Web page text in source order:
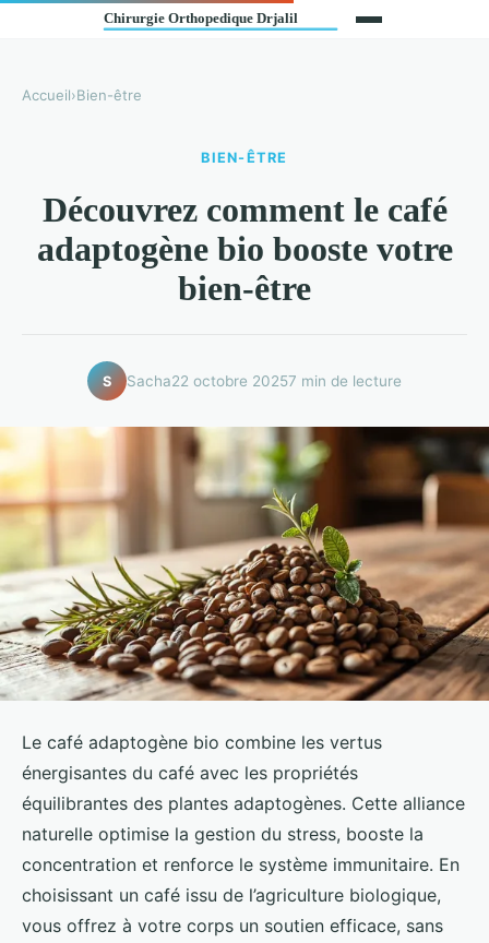
Accueil›Bien-être
BIEN-ÊTRE
Découvrez comment le café
adaptogène bio booste votre
bien-être
S Sacha22 octobre 20257 min de lecture
Le café adaptogène bio combine les vertus
énergisantes du café avec les propriétés
équilibrantes des plantes adaptogènes. Cette alliance
naturelle optimise la gestion du stress, booste la
concentration et renforce le système immunitaire. En
choisissant un café issu de l’agriculture biologique,
vous offrez à votre corps un soutien efficace, sans